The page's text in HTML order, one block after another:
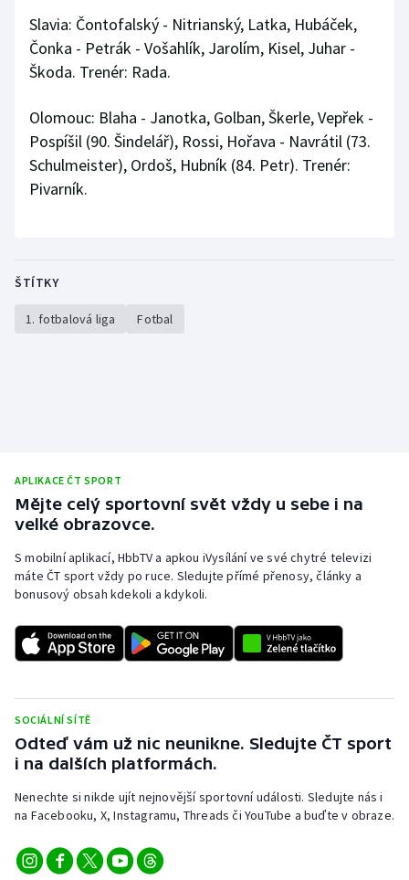
Slavia: Čontofalský - Nitrianský, Latka, Hubáček,
Čonka - Petrák - Vošahlík, Jarolím, Kisel, Juhar -
Škoda. Trenér: Rada.
Olomouc: Blaha - Janotka, Golban, Škerle, Vepřek -
Pospíšil (90. Šindelář), Rossi, Hořava - Navrátil (73.
Schulmeister), Ordoš, Hubník (84. Petr). Trenér:
Pivarník.
ŠTÍTKY
1. fotbalová liga Fotbal
APLIKACE ČT SPORT
Mějte celý sportovní svět vždy u sebe i na
velké obrazovce.
S mobilní aplikací, HbbTV a apkou iVysílání ve své chytré televizi
máte ČT sport vždy po ruce. Sledujte přímé přenosy, články a
bonusový obsah kdekoli a kdykoli.
SOCIÁLNÍ SÍTĚ
Odteď vám už nic neunikne. Sledujte ČT sport
i na dalších platformách.
Nenechte si nikde ujít nejnovější sportovní události. Sledujte nás i
na Facebooku, X, Instagramu, Threads či YouTube a buďte v obraze.